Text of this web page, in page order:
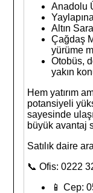
Anadolu
Altın
Çağdaş
yürüme
Otobüs,
yakın
Hem yatırım
potansiyeli
sayesinde
büyük avantaj
Satılık daire
📞 Ofis: 0222
📱 Cep: